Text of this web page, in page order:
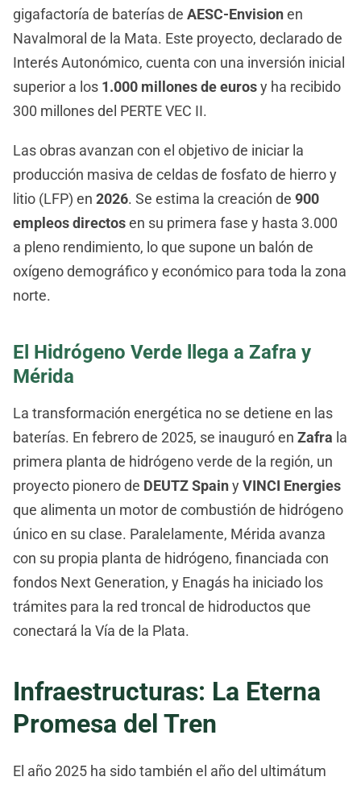
gigafactoría de baterías de AESC-Envisionen
Navalmoral de la Mata. Este proyecto, declarado de
Interés Autonómico, cuenta con una inversión inicial
superior a los 1.000 millones de eurosy ha recibido
300 millones del PERTE VEC II.
Las obras avanzan con el objetivo de iniciar la
producción masiva de celdas de fosfato de hierro y
litio (LFP) en 2026. Se estima la creación de 900
empleos directosen su primera fase y hasta 3.000
a pleno rendimiento, lo que supone un balón de
oxígeno demográfico y económico para toda la zona
norte.
El Hidrógeno Verde llega a Zafra y
Mérida
La transformación energética no se detiene en las
baterías. En febrero de 2025, se inauguró en Zafra la
primera planta de hidrógeno verde de la región, un
proyecto pionero de DEUTZ SpainyVINCI Energies
que alimenta un motor de combustión de hidrógeno
único en su clase. Paralelamente, Mérida avanza
con su propia planta de hidrógeno, financiada con
fondos Next Generation, y Enagás ha iniciado los
trámites para la red troncal de hidroductos que
conectará la Vía de la Plata.
Infraestructuras: La Eterna
Promesa del Tren
El año 2025 ha sido también el año del ultimátum